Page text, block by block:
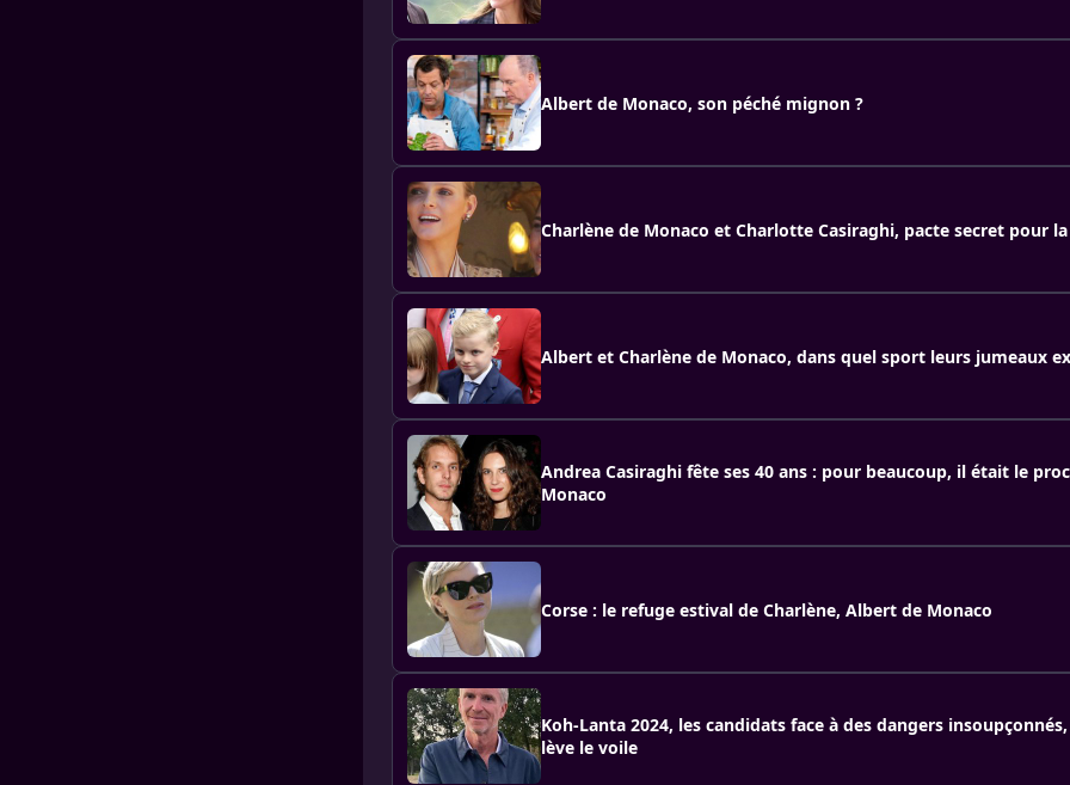
Albert de Monaco, son péché mignon ?
Charlène de Monaco et Charlotte Casiraghi, pacte secret pour
Albert et Charlène de Monaco, dans quel sport leurs jumeaux
Andrea Casiraghi fête ses 40 ans : pour beaucoup, il était le
Monaco
Corse : le refuge estival de Charlène, Albert de Monaco
Koh-Lanta 2024, les candidats face à des dangers
lève le voile